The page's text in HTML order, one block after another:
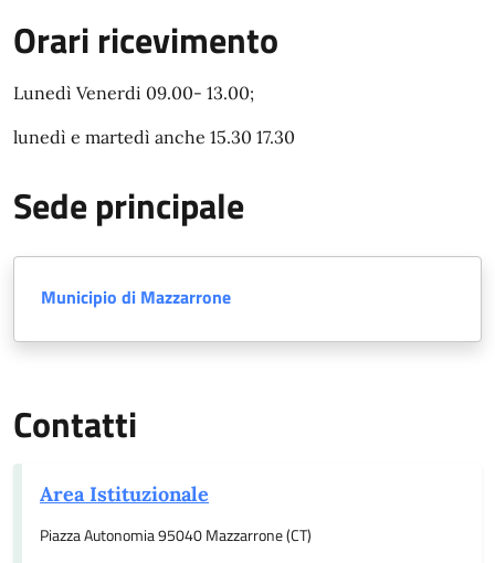
Orari ricevimento
Lunedì Venerdi 09.00- 13.00;
lunedì e martedì anche 15.30 17.30
Sede principale
Municipio di Mazzarrone
Contatti
Area Istituzionale
Piazza Autonomia 95040 Mazzarrone (CT)